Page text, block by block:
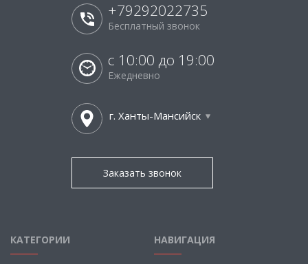
+79292022735
Бесплатный звонок
с 10:00 до 19:00
Ежедневно
г. Ханты-Мансийск
Заказать звонок
КАТЕГОРИИ НАВИГАЦИЯ